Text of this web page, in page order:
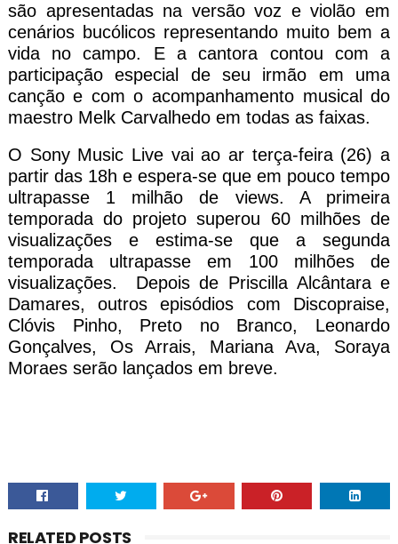
são apresentadas na versão voz e violão em
cenários bucólicos representando muito bem a
vida no campo. E a cantora contou com a
participação especial de seu irmão em uma
canção e com o acompanhamento musical do
maestro Melk Carvalhedo em todas as faixas.
O Sony Music Live vai ao ar terça-feira (26) a
partir das 18h e espera-se que em pouco tempo
ultrapasse 1 milhão de views. A primeira
temporada do projeto superou 60 milhões de
visualizações e estima-se que a segunda
temporada ultrapasse em 100 milhões de
visualizações. Depois de Priscilla Alcântara e
Damares, outros episódios com Discopraise,
Clóvis Pinho, Preto no Branco, Leonardo
Gonçalves, Os Arrais, Mariana Ava, Soraya
Moraes serão lançados em breve.
RELATED POSTS